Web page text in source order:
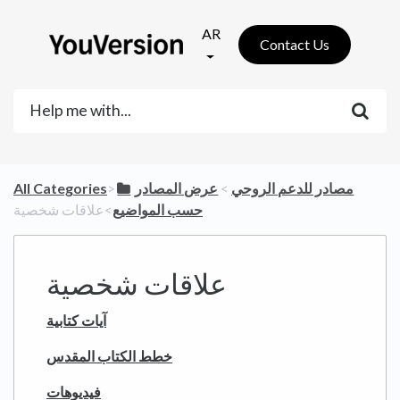
AR
Contact Us
All Categories​>​ ​مصادر للدعم الروحي ​ > ​ ​عرض المصادر
حسب المواضيع​>​ علاقات شخصية
علاقات شخصية
آيات كتابية
خطط الكتاب المقدس
فيديوهات